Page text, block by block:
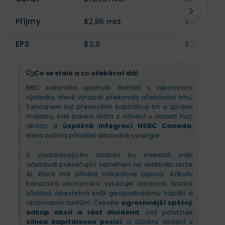
Příjmy $2,86 mld. $4,03 mld.
EPS $3,8 $3,85
Co se stalo a co očekávat dál
RBC zakončila uplynulé čtvrtletí s rekordními
výsledky, které výrazně překonaly očekávání trhu.
Tahounem byl především kapitálový trh a správa
majetku, kde banka těžila z oživení v oblasti fúzí,
akvizic a úspěšné integraci HSBC Canada,
která začíná přinášet slibované synergie.
V nadcházejícím období by investoři měli
očekávat pokračující zaměření na efektivitu skrze
AI, která má přinést miliardové úspory. Ačkoliv
kanadská ekonomika vykazuje odolnost, banka
zůstává obezřetná kvůli geopolitickému napětí a
obchodním tarifům. Čekejte agresivnější zpětný
odkup akcií a růst dividend, což potvrzuje
silnou kapitálovou pozici a důvěru vedení v